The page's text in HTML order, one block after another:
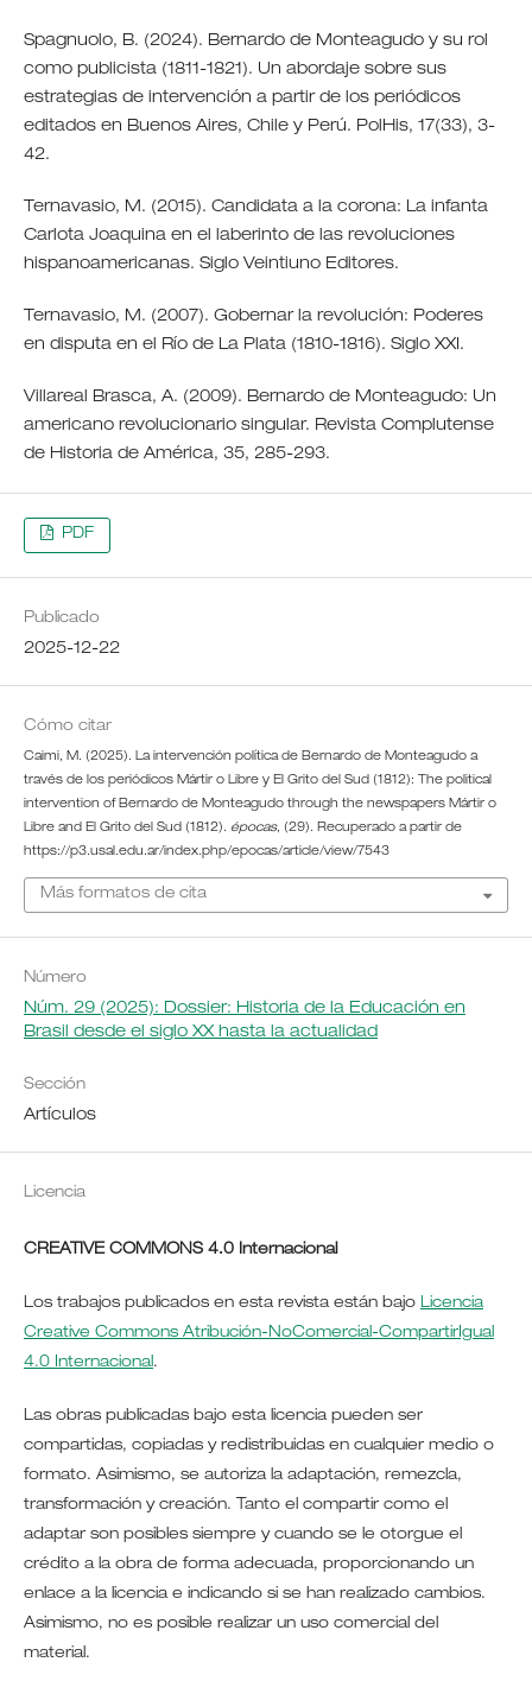
Spagnuolo, B. (2024). Bernardo de Monteagudo y su rol
como publicista (1811-1821). Un abordaje sobre sus
estrategias de intervención a partir de los periódicos
editados en Buenos Aires, Chile y Perú. PolHis, 17(33), 3-
42.
Ternavasio, M. (2015). Candidata a la corona: La infanta
Carlota Joaquina en el laberinto de las revoluciones
hispanoamericanas. Siglo Veintiuno Editores.
Ternavasio, M. (2007). Gobernar la revolución: Poderes
en disputa en el Río de La Plata (1810-1816). Siglo XXI.
Villareal Brasca, A. (2009). Bernardo de Monteagudo: Un
americano revolucionario singular. Revista Complutense
de Historia de América, 35, 285-293.
PDF
Publicado
2025-12-22
Cómo citar
Caimi, M. (2025). La intervención política de Bernardo de Monteagudo a
través de los periódicos Mártir o Libre y El Grito del Sud (1812): The political
intervention of Bernardo de Monteagudo through the newspapers Mártir o
Libre and El Grito del Sud (1812). épocas, (29). Recuperado a partir de
https://p3.usal.edu.ar/index.php/epocas/article/view/7543
Más formatos de cita
Número
Núm. 29 (2025): Dossier: Historia de la Educación en
Brasil desde el siglo XX hasta la actualidad
Sección
Artículos
Licencia
CREATIVE COMMONS 4.0 Internacional
Los trabajos publicados en esta revista están bajo Licencia
Creative Commons Atribución-NoComercial-CompartirIgual
4.0 Internacional.
Las obras publicadas bajo esta licencia pueden ser
compartidas, copiadas y redistribuidas en cualquier medio o
formato. Asimismo, se autoriza la adaptación, remezcla,
transformación y creación. Tanto el compartir como el
adaptar son posibles siempre y cuando se le otorgue el
crédito a la obra de forma adecuada, proporcionando un
enlace a la licencia e indicando si se han realizado cambios.
Asimismo, no es posible realizar un uso comercial del
material.